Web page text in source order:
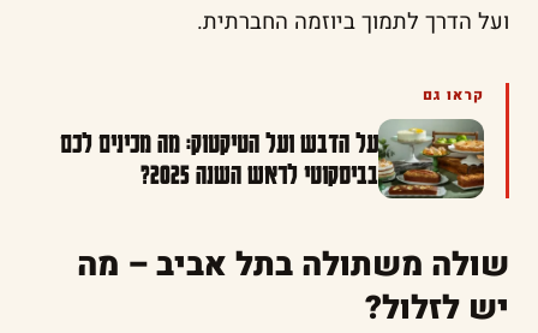
ועל הדרך לתמוך ביוזמה החברתית.
קראו גם
על הדבש ועל הטיקטוק: מה מכינים לכם
בביסקוטי לראש השנה 2025?
שולה משתולה בתל אביב – מה
יש לזלול?